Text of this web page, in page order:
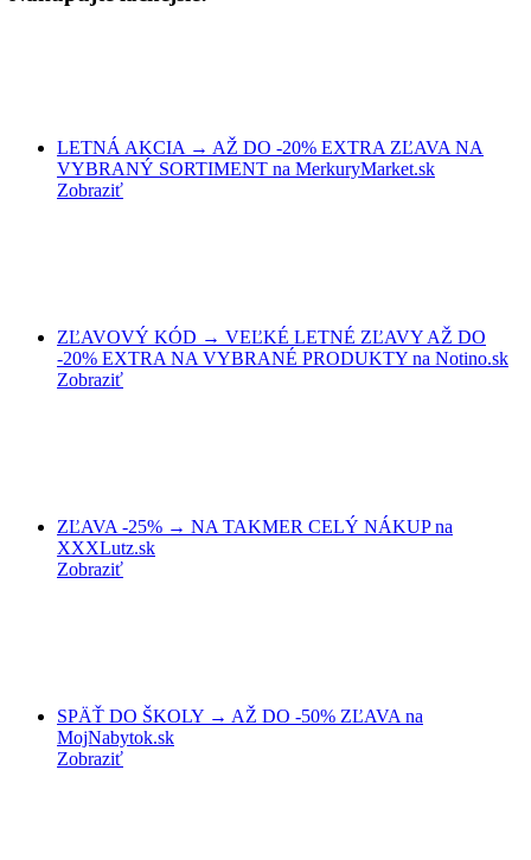
LETNÁ AKCIA → AŽ DO -20% EXTRA ZĽAVA NA
VYBRANÝ SORTIMENT na MerkuryMarket.sk
Zobraziť
ZĽAVOVÝ KÓD → VEĽKÉ LETNÉ ZĽAVY AŽ DO
-20% EXTRA NA VYBRANÉ PRODUKTY na Notino.sk
Zobraziť
ZĽAVA -25% → NA TAKMER CELÝ NÁKUP na
XXXLutz.sk
Zobraziť
SPÄŤ DO ŠKOLY → AŽ DO -50% ZĽAVA na
MojNabytok.sk
Zobraziť